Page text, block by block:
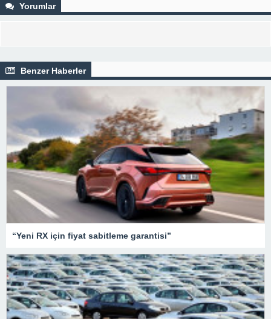
Yorumlar
Benzer Haberler
“Yeni RX için fiyat sabitleme garantisi”